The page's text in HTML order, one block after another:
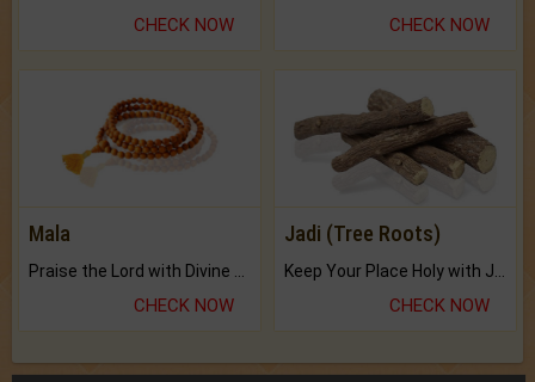
CHECK NOW CHECK NOW
Mala
CHECK NOW
Jadi (Tree Roots)
CHECK NOW